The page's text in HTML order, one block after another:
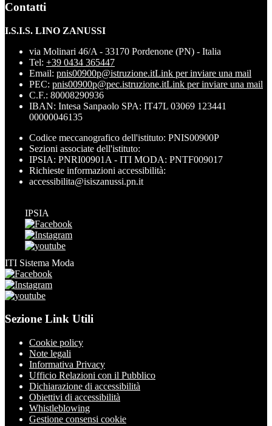
Contatti
I.S.I.S. LINO ZANUSSI
via Molinari 46/A - 33170 Pordenone (PN) - Italia
Tel: +39 0434 365447
Email: pnis00900p@istruzione.itLink per inviare una mail
PEC: pnis00900p@pec.istruzione.itLink per inviare una mail
C.F.: 80008290936
IBAN: Intesa Sanpaolo SPA: IT47L 03069 123441
00000046135
Codice meccanografico dell'istituto: PNIS00900P
Sezioni associate dell'istituto:
IPSIA: PNRI00901A - ITI MODA: PNTF009017
Richieste informazioni accessibilità:
accessibilita@isiszanussi.pn.it
IPSIA
ITI Sistema Moda
Sezione Link Utili
Cookie policy
Note legali
Informativa Privacy
Ufficio Relazioni con il Pubblico
Dichiarazione di accessibilità
Obiettivi di accessibilità
Whistleblowing
Gestione consensi cookie